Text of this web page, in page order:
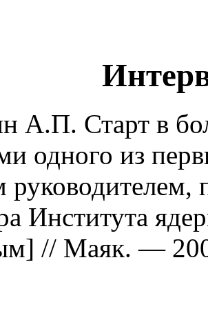
А.П. Старт в
одного из
Института
// Маяк. —